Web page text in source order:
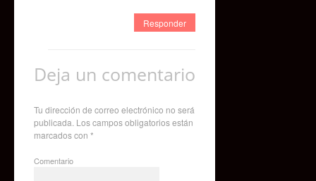
Responder
Deja un comentario
Tu dirección de correo electrónico no será
publicada. Los campos obligatorios están
marcados con *
Comentario